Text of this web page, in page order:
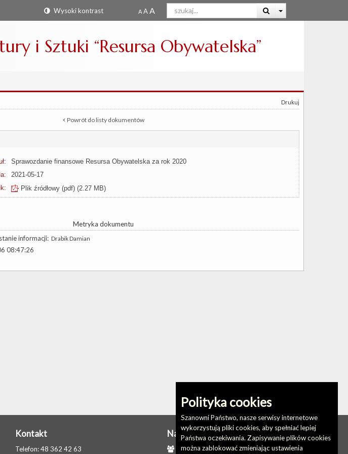
Polityka cookies
Szanowni Państwo, nasze serwisy internetowe
wykorzystują pliki cookies, aby spełniać lepiej
Państwa oczekiwania. Zapisywanie plików cookies
można zablokować zmieniając ustawienia
Wysoki kontrast
i Sztuki “Resursa Obywatelska”
Drukuj
Powrót do listy dokumentów
Sprawozdanie finansowe Resursa Obywatelska za rok 2020
2021-05-17
Plik źródłowy (pdf)(2.27 MB)
Metryka dokumentu
informacji: Drabik Damian
08:47:26
Kontakt
Telefon: 48 362 42 63
Na skróty
Redakcja biuletynu